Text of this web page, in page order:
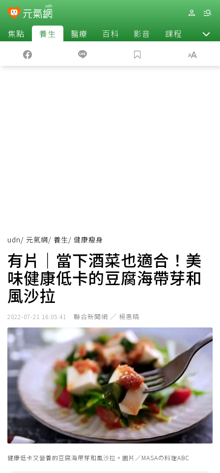
焦點 養生 醫療 百科 影音 課程 退休
udn/ 元氣網/ 養生/ 健康瘦身
有片｜當下酒菜也適合！美
味健康低卡的豆腐海帶芽和
風沙拉
2022-07-21 16:05:41 聯合新聞網 ／ 楊惠晴
健康低卡又營養的豆腐海帶芽和風沙拉。圖片／MASAの料理ABC